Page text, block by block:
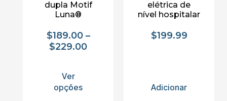
dupla Motif
Luna®
$189.00 –
$229.00
Ver
opções
elétrica de
nível hospitalar
$199.99
Adicionar